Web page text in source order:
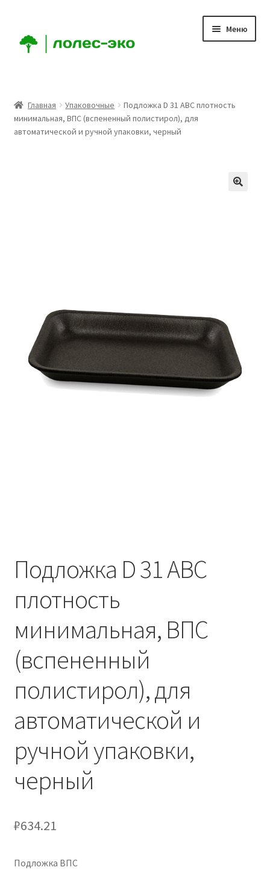
навигации
содержимому
Меню
Компания
Контакты
Новости
Главная Упаковочные
Подложка D 31 ABC плотность
минимальная, ВПС (вспененный полистирол), для
автоматической и ручной упаковки, черный
Подложка D 31 ABC
плотность
минимальная, ВПС
(вспененный
полистирол), для
автоматической и
ручной упаковки,
черный
₽634.21
Подложка ВПС